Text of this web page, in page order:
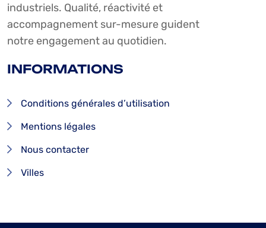
industriels. Qualité, réactivité et
accompagnement sur-mesure guident
notre engagement au quotidien.
INFORMATIONS
Conditions générales d’utilisation
Mentions légales
Nous contacter
Villes